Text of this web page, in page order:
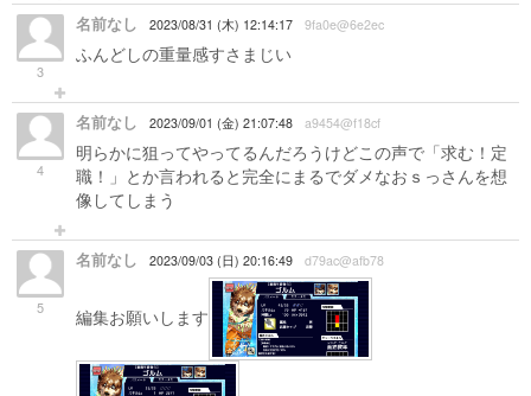
3
名前なし 2023/08/31 (木) 12:14:17 9fa0e@6e2ec
ふんどしの重量感すさまじい
4
名前なし 2023/09/01 (金) 21:07:48 a9454@f18cf
明らかに狙ってやってるんだろうけどこの声で「求む！定
職！」とか言われると完全にまるでダメなおｓっさんを想
像してしまう
5
名前なし 2023/09/03 (日) 20:16:49 d79ac@afb78
編集お願いします